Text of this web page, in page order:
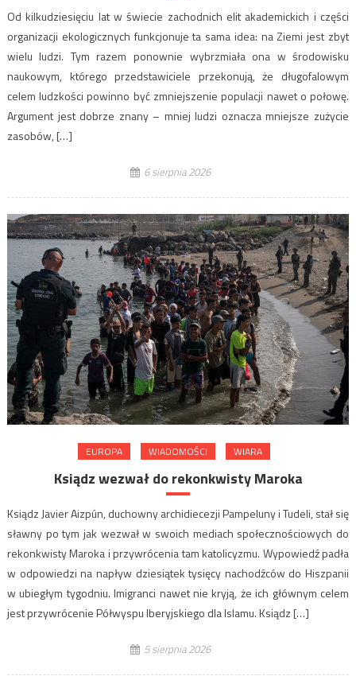
Od kilkudziesięciu lat w świecie zachodnich elit akademickich i części
organizacji ekologicznych funkcjonuje ta sama idea: na Ziemi jest zbyt
wielu ludzi. Tym razem ponownie wybrzmiała ona w środowisku
naukowym, którego przedstawiciele przekonują, że długofalowym
celem ludzkości powinno być zmniejszenie populacji nawet o połowę.
Argument jest dobrze znany – mniej ludzi oznacza mniejsze zużycie
zasobów, […]
6 sierpnia 2026
EUROPA WIADOMOŚCI WIARA
Ksiądz wezwał do rekonkwisty Maroka
Ksiądz Javier Aizpún, duchowny archidiecezji Pampeluny i Tudeli, stał się
sławny po tym jak wezwał w swoich mediach społecznościowych do
rekonkwisty Maroka i przywrócenia tam katolicyzmu. Wypowiedź padła
w odpowiedzi na napływ dziesiątek tysięcy nachodźców do Hiszpanii
w ubiegłym tygodniu. Imigranci nawet nie kryją, że ich głównym celem
jest przywrócenie Półwyspu Iberyjskiego dla Islamu. Ksiądz […]
5 sierpnia 2026